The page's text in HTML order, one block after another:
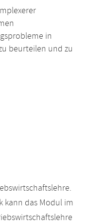
in
beurteilen und zu
kann das Modul im